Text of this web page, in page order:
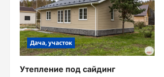
Дача, участок
Утепление под сайдинг